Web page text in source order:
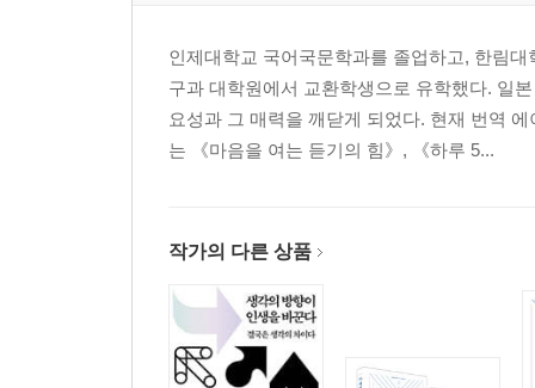
인제대학교 국어국문학과를 졸업하고, 한림
구과 대학원에서 교환학생으로 유학했다. 일
요성과 그 매력을 깨닫게 되었다. 현재 번역
는 《마음을 여는 듣기의 힘》, 《하루 5...
작가의 다른 상품